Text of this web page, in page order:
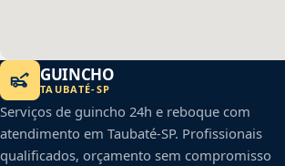
GUINCHO
TAUBATÉ-SP
Serviços de guincho 24h e reboque com
atendimento em Taubaté-SP. Profissionais
qualificados, orçamento sem compromisso